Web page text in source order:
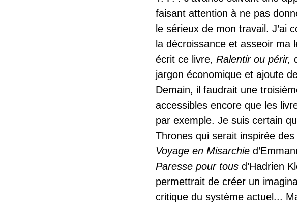
faisant attention à ne pas
le sérieux de mon travail. J’ai
la décroissance et asseoir ma
écrit ce livre, Ralentir ou périr,
jargon économique et ajoute
Demain, il faudrait une
accessibles encore que les
par exemple. Je suis certain
Thrones qui serait inspirée
Voyage en Misarchie
Paresse pour tousd’Hadrien
permettrait de créer un
critique du système actuel...